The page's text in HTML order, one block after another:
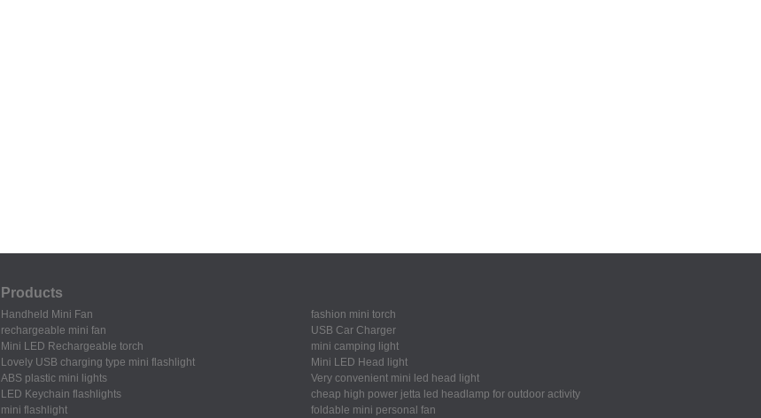
Products
Handheld Mini Fan
rechargeable mini fan
Mini LED Rechargeable torch
Lovely USB charging type mini flashlight
ABS plastic mini lights
LED Keychain flashlights
mini flashlight
fashion mini torch
USB Car Charger
mini camping light
Mini LED Head light
Very convenient mini led head light
cheap high power jetta led headlamp for outdoor activity
foldable mini personal fan